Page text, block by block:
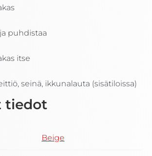
puhdistaa
itse
seinä, ikkunalauta (sisätiloissa)
tiedot
Beige